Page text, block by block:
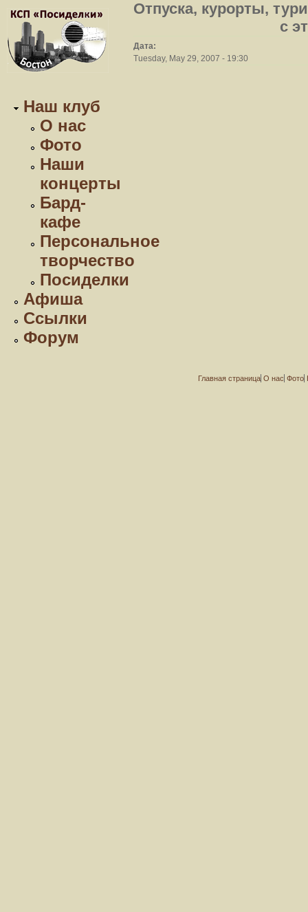
Наш клуб
О нас
Фото
Наши
концерты
Бард-
кафе
Персональное
творчество
Посиделки
Афиша
Ссылки
Форум
Отпуска, курорты,
с
Дата:
Tuesday, May 29, 2007 - 19:30
Главная страница О нас Фото